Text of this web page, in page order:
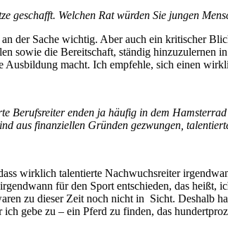
geschafft. Welchen Rat würden Sie jungen
der Sache wichtig. Aber auch ein kritischer
sowie die Bereitschaft, ständig hinzuzulernen
Ausbildung macht. Ich empfehle, sich einen
Berufsreiter enden ja häufig in dem
aus finanziellen Gründen gezwungen,
wirklich talentierte Nachwuchsreiter
für den Sport entschieden, das
zu dieser Zeit noch nicht in Sicht. Deshalb
gebe zu – ein Pferd zu finden, das